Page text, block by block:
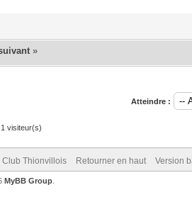
»
Atteindre :
visiteur(s)
Club Thionvillois Retourner en haut Version
MyBB Group